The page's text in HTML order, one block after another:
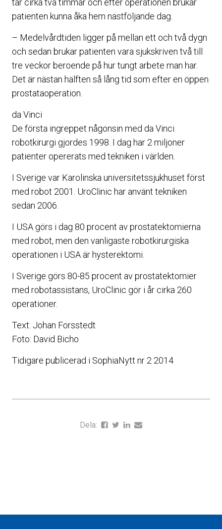
tar cirka två timmar och efter operationen brukar
patienten kunna åka hem nästföljande dag.
– Medelvårdtiden ligger på mellan ett och två dygn
och sedan brukar patienten vara sjukskriven två till
tre veckor beroende på hur tungt arbete man har.
Det är nästan hälften så lång tid som efter en öppen
prostataoperation.
da Vinci
De första ingreppet någonsin med da Vinci
robotkirurgi gjordes 1998. I dag har 2 miljoner
patienter opererats med tekniken i världen.
I Sverige var Karolinska universitetssjukhuset först
med robot 2001. UroClinic har använt tekniken
sedan 2006.
I USA görs i dag 80 procent av prostatektomierna
med robot, men den vanligaste robotkirurgiska
operationen i USA är hysterektomi.
I Sverige görs 80-85 procent av prostatektomier
med robotassistans, UroClinic gör i år cirka 260
operationer.
Text: Johan Forsstedt
Foto: David Bicho
Tidigare publicerad i SophiaNytt nr 2 2014
Dela: